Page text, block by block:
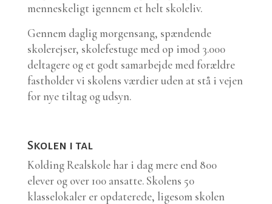
menneskeligt igennem et helt skoleliv.
Gennem daglig morgensang, spændende
skolerejser, skolefestuge med op imod 3.000
deltagere og et godt samarbejde med forældre
fastholder vi skolens værdier uden at stå i vejen
for nye tiltag og udsyn.
Skolen i tal
Kolding Realskole har i dag mere end 800
elever og over 100 ansatte. Skolens 50
klasselokaler er opdaterede, ligesom skolen